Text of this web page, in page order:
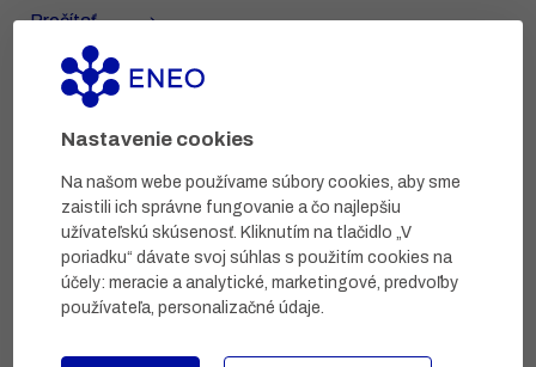
Nastavenie cookies
Na našom webe používame súbory cookies, aby sme
zaistili ich správne fungovanie a čo najlepšiu
užívateľskú skúsenosť. Kliknutím na tlačidlo „V
poriadku“ dávate svoj súhlas s použitím cookies na
účely:meracie a analytické, marketingové, predvoľby
používateľa, personalizačné údaje
Prečítať